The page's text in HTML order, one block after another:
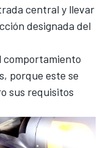
central y llevar
designada del
comportamiento
porque este se
sus requisitos